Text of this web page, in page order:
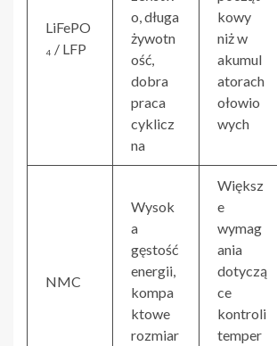
LiFePO
₄ / LFP
o, długa
żywotn
ość,
dobra
praca
cyklicz
na
kowy
niż w
akumul
atorach
ołowio
wych
NMC
Wysok
a
gęstość
energii,
kompa
ktowe
rozmiar
Większ
e
wymag
ania
dotyczą
ce
kontroli
temper